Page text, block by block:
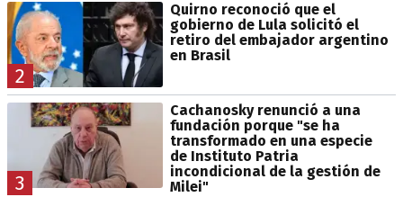
2
Quirno reconoció que el
gobierno de Lula solicitó el
retiro del embajador argentino
en Brasil
3
Cachanosky renunció a una
fundación porque "se ha
transformado en una especie
de Instituto Patria
incondicional de la gestión de
Milei"